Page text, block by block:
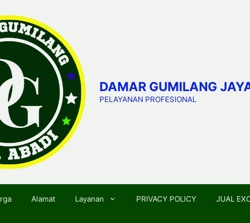
DAMAR GUMILANG
PELAYANAN PROFESIONAL
Alamat Layanan PRIVACY POLICY JUAL